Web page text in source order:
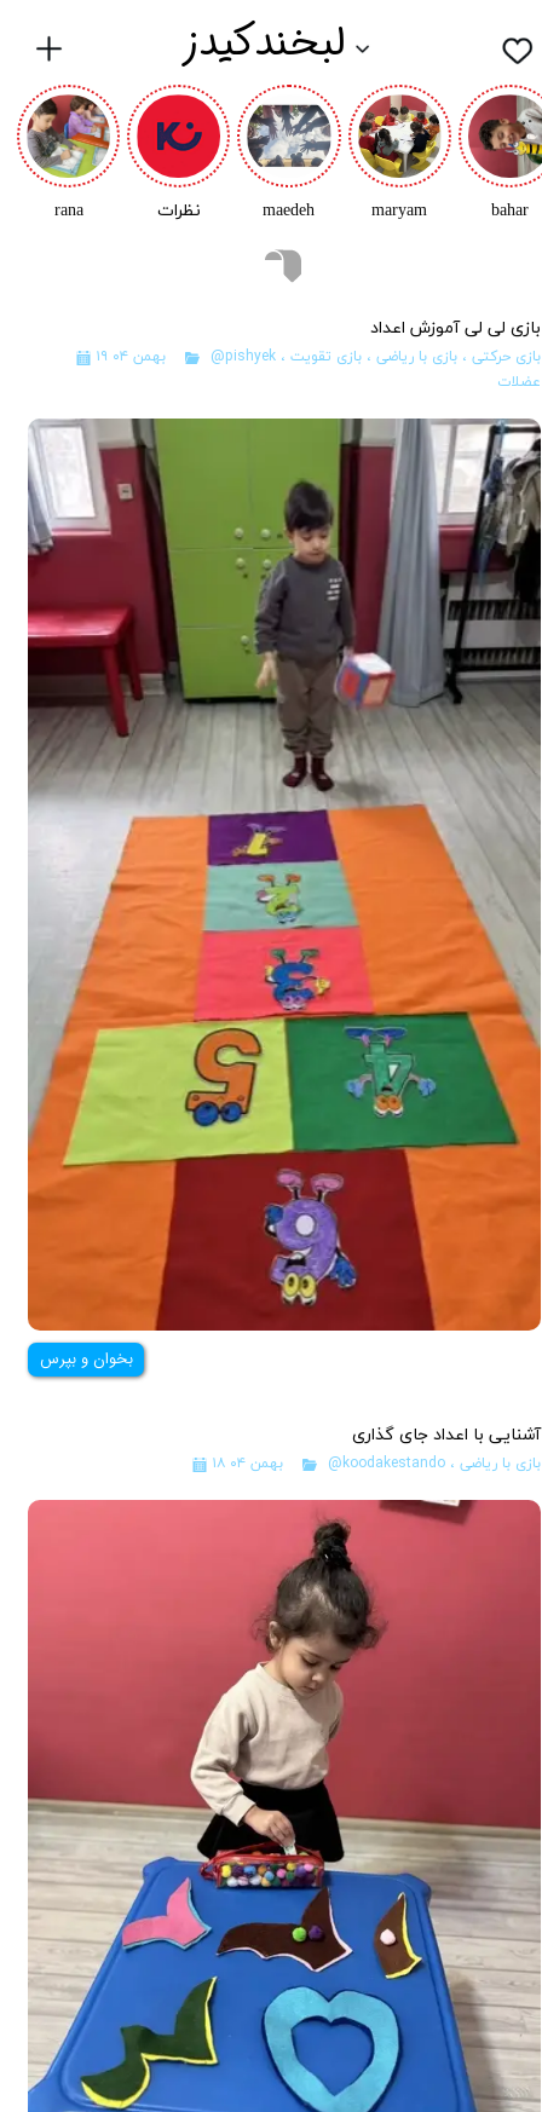
لبخندکیدز
rana نظرات maedeh maryam bahar
بازی لی لی آموزش اعداد
۱۹ بهمن ۰۴ @pishyek، بازی حرکتی ،بازی با ریاضی ،بازی تقویت
عضلات
بخوان و بپرس
آشنایی با اعداد جای گذاری
۱۸ بهمن ۰۴ @koodakestando، بازی با ریاضی